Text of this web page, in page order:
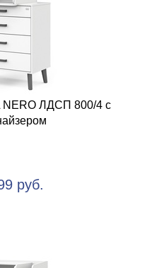
NERO ЛДСП 800/4 с
руб.